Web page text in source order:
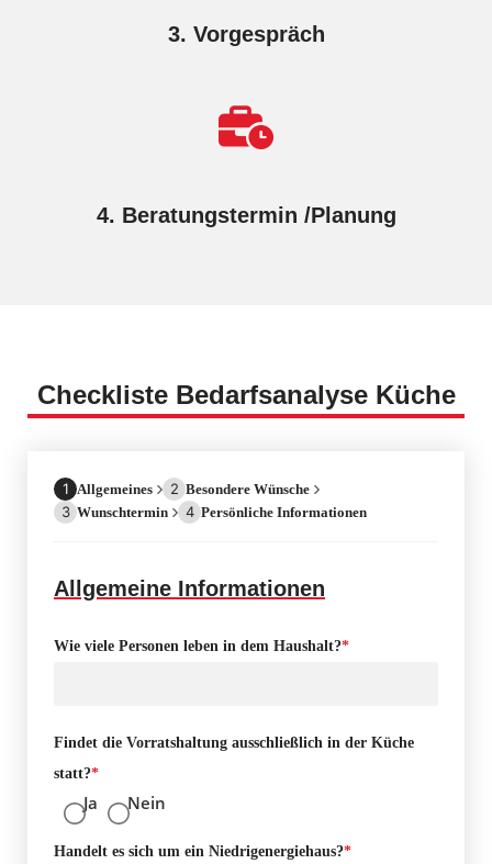
3. Vorgespräch
4. Beratungstermin /Planung
Checkliste Bedarfsanalyse Küche
1 Allgemeines 2 Besondere Wünsche
3 Wunschtermin 4 Persönliche Informationen
Allgemeine Informationen
Wie viele Personen leben in dem Haushalt?*
Findet die Vorratshaltung ausschließlich in der Küche
statt?*
Ja Nein
Handelt es sich um ein Niedrigenergiehaus?*